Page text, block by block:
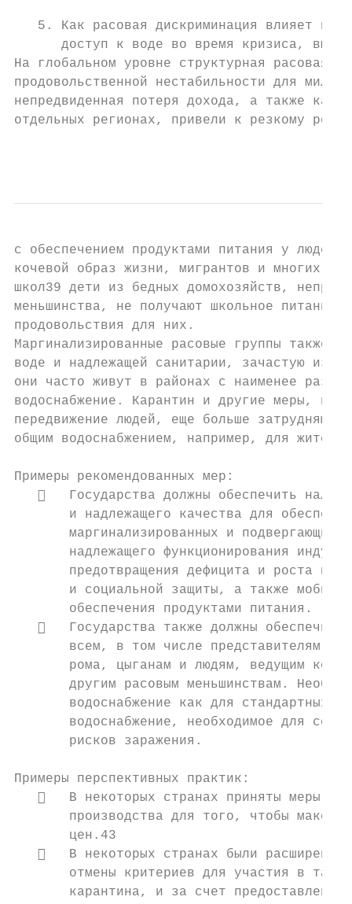
5. Как расовая дискриминация влияет на
доступ к воде во время кризиса,
На глобальном уровне структурная расовая
продовольственной нестабильности для
непредвиденная потеря дохода, а также
отдельных регионах, привели к резкому
с обеспечением продуктами питания у людей
кочевой образ жизни, мигрантов и многих
школ39 дети из бедных домохозяйств,
меньшинства, не получают школьное питание,
продовольствия для них.
Маргинализированные расовые группы также
воде и надлежащей санитарии, зачастую из-
они часто живут в районах с наименее
водоснабжение. Карантин и другие меры,
передвижение людей, еще больше
общим водоснабжением, например, для
Примеры рекомендованных мер:
   Государства должны обеспечить
и надлежащего качества для
маргинализированных и
надлежащего функционирования
предотвращения дефицита и роста
и социальной защиты, а также
       обеспечения продуктами питания.
   Государства также должны
всем, в том числе представителям
рома, цыганам и людям, ведущим
другим расовым меньшинствам.
водоснабжение как для стандартных
водоснабжение, необходимое для
       рисков заражения.
Примеры перспективных практик:
   В некоторых странах приняты меры
производства для того, чтобы
       цен.43
   В некоторых странах были расширены
отмены критериев для участия в
карантина, и за счет